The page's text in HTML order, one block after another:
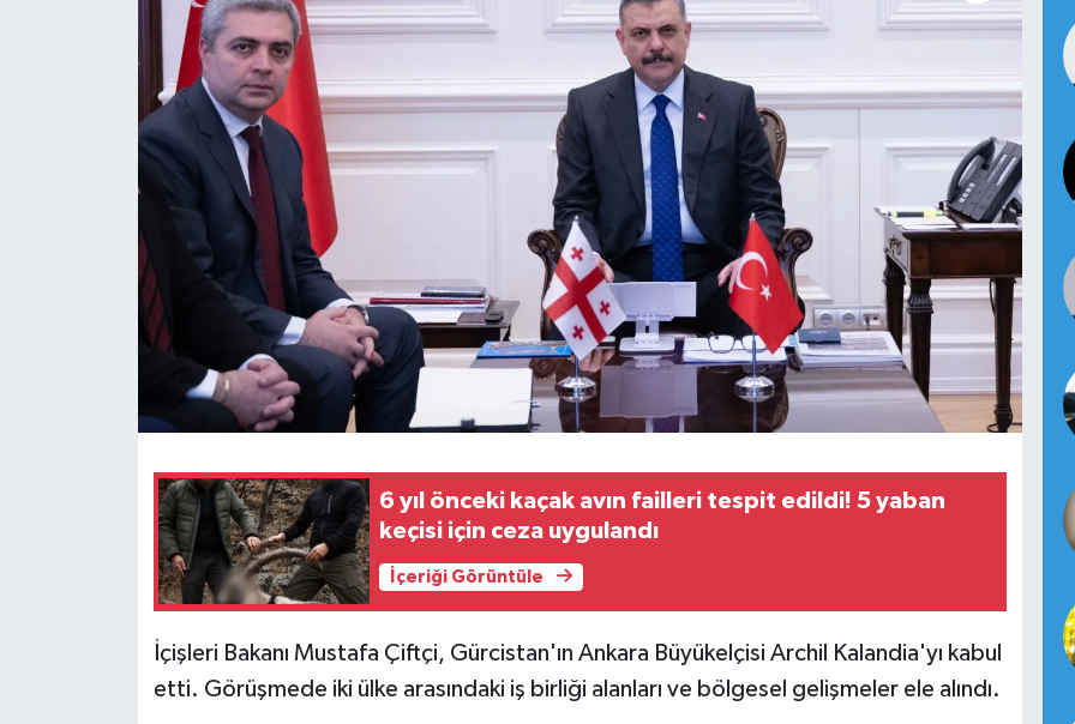
6 yıl önceki kaçak avın failleri tespit edildi! 5 yaban
keçisi için ceza uygulandı
İçeriği Görüntüle
İçişleri Bakanı Mustafa Çiftçi, Gürcistan'ın Ankara Büyükelçisi Archil Kalandia'yı kabul
etti. Görüşmede iki ülke arasındaki iş birliği alanları ve bölgesel gelişmeler ele alındı.